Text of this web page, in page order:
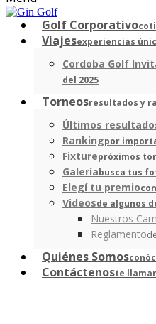
Golf Corporativo
Viajesexperiencias
Cordoba Golf
del 2025
Torneosresultados y
Últimos
Rankingpor
Fixturepróximos
Galeríabusca tus
Elegí tu premio
Videosde algunos
Nuestros
Reglamento
Quiénes Somos
Contáctenoste